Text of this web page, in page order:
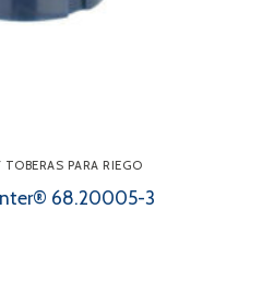
PARA RIEGO
68.20005-3